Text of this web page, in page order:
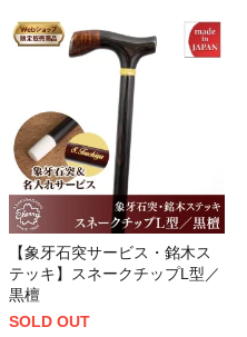
【象牙石突サービス・銘木ス
テッキ】スネークチップL型／
黒檀
SOLD OUT